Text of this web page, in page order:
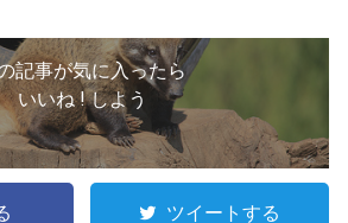
記事が気に入ったら
いいね ! しよう
ツイートする